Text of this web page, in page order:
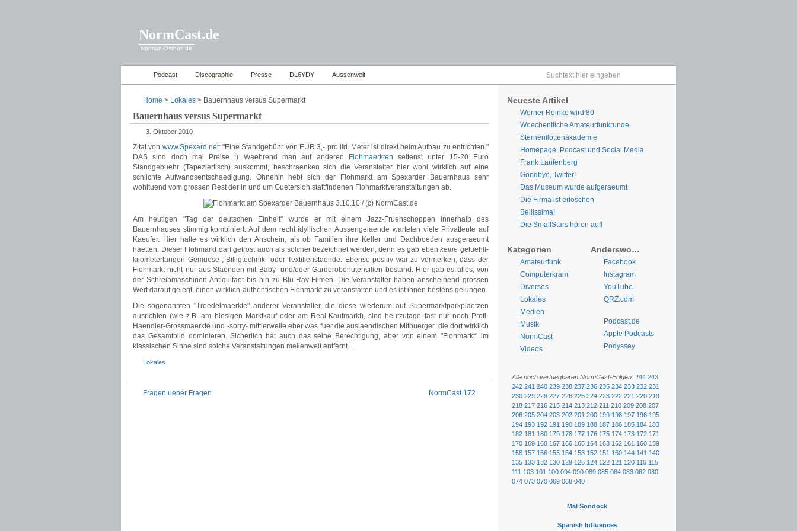
NormCast.de
Norman-Osthus.de
Podcast Discographie Presse DL6YDY Aussenwelt
Home > Lokales > Bauernhaus versus Supermarkt
Bauernhaus versus Supermarkt
3. Oktober 2010
Zitat von www.Spexard.net: "Eine Standgebühr von EUR 3,- pro lfd. Meter ist direkt beim Aufbau zu entrichten."
DAS sind doch mal Preise :) Waehrend man auf anderen
Flohmaerkten seltenst unter 15-20 Euro
Standgebuehr (Tapeziertisch) auskommt, beschraenken sich die Veranstalter hier wohl wirklich auf eine
schlichte Aufwandsentschaedigung. Ohnehin hebt sich der Flohmarkt am Spexarder Bauernhaus sehr
wohltuend vom grossen Rest der in und um Guetersloh stattfindenen Flohmarktveranstaltungen ab.
Am heutigen "Tag der deutschen Einheit" wurde er mit einem Jazz-Fruehschoppen innerhalb des
Bauernhauses stimmig kombiniert. Auf dem recht idyllischen Aussengelaende warteten viele Privatleute auf
Kaeufer. Hier hatte es wirklich den Anschein, als ob Familien ihre Keller und Dachboeden ausgeraeumt
haetten. Dieser Flohmarkt darf getrost auch als solcher bezeichnet werden, denn es gab ebenkeine gefuehlt-
kilometerlangen Gemuese-, Billigtechnik- oder Textilienstaende. Ebenso positiv war zu vermerken, dass der
Flohmarkt nicht nur aus Staenden mit Baby- und/oder Garderobenutensilien bestand. Hier gab es alles, von
der Schreibmaschinen-Antiquitaet bis hin zu Blu-Ray-Filmen. Die Veranstalter haben anscheinend grossen
Wert darauf gelegt, einen wirklich-authentischen Flohmarkt zu veranstalten und es ist ihnen bestens gelungen.
Die sogenannten "Troedelmaerkte" anderer Veranstalter, die diese wiederum auf Supermarktparkplaetzen
ausrichten (wie z.B. am hiesigen Marktkauf oder am Real-Kaufmarkt), sind heutzutage fast nur noch Profi-
Haendler-Grossmaerkte und -sorry- mittlerweile eher was fuer die auslaendischen Mitbuerger, die dort wirklich
das Gesamtbild dominieren. Sicherlich hat auch das seine Berechtigung, aber von einem "Flohmarkt" im
klassischen Sinne sind solche Veranstaltungen meilenweit entfernt…
Lokales
Fragen ueber Fragen NormCast 172
Neueste Artikel
Werner Reinke wird 80
Woechentliche Amateurfunkrunde
Sternenflottenakademie
Homepage, Podcast und Social Media
Frank Laufenberg
Goodbye, Twitter!
Das Museum wurde aufgeraeumt
Die Firma ist erloschen
Bellissima!
Die SmallStars hören auf!
Anderswo…
Facebook
Instagram
YouTube
QRZ.com
Podcast.de
Apple Podcasts
Podyssey
Kategorien
Amateurfunk
Computerkram
Diverses
Lokales
Medien
Musik
NormCast
Videos
Alle noch verfuegbaren NormCast-Folgen: 244 243
242 241 240 239 238 237 236 235 234 233 232 231
230 229 228 227 226 225 224 223 222 221 220 219
218 217 216 215 214 213 212 211 210 209 208 207
206 205 204 203 202 201 200 199 198 197 196 195
194 193 192 191 190 189 188 187 186 185 184 183
182 181 180 179 178 177 176 175 174 173 172 171
170 169 168 167 166 165 164 163 162 161 160 159
158 157 156 155 154 153 152 151 150 144 141 140
135 133 132 130 129 126 124 122 121 120 116 115
111 103 101 100 094 090 089 085 084 083 082 080
074 073 070 069 068 040
Mal Sondock
Spanish Influences